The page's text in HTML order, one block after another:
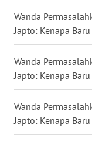
Wanda
Japto: Kenapa
Wanda
Japto: Kenapa
Wanda
Japto: Kenapa
SULSEL
GORONTALO
WN
SULUT
WN